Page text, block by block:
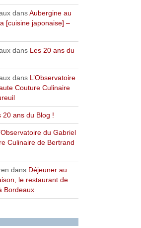
dansAubergine au
[cuisine japonaise] –
dans Les 20 ans du
dans L’Observatoire
Couture Culinaire
20 ans du Blog !
du Gabriel
Culinaire de Bertrand
dans Déjeuner au
le restaurant de
Bordeaux